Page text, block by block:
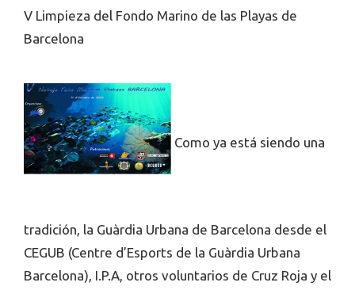
V Limpieza del Fondo Marino de las Playas de
Barcelona
Como ya está siendo una
tradición, la Guàrdia Urbana de Barcelona desde el
CEGUB (Centre d’Esports de la Guàrdia Urbana
Barcelona), I.P.A, otros voluntarios de Cruz Roja y el